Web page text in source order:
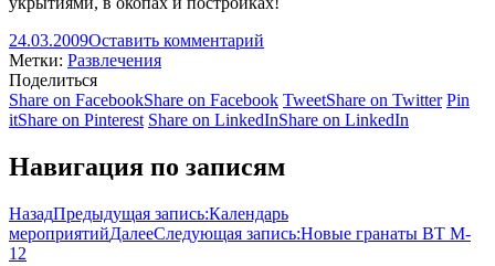
24.03.2009Оставить комментарий
Метки: Развлечения
Поделиться
Share on FacebookShare on Facebook TweetShare on Twitter Pin
itShare on Pinterest Share on LinkedInShare on LinkedIn
Навигация по записям
НазадПредыдущая запись:Календарь
мероприятийДалееСледующая запись:Новые гранаты BT M-
12